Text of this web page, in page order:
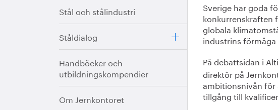
Stål och stålindustri
Ståldialog
Handböcker och
utbildningskompendier
Om Jernkontoret
Sverige har goda
konkurrenskraften
globala
industrins
På debattsidan i
direktör på
ambitionsnivån
tillgång till